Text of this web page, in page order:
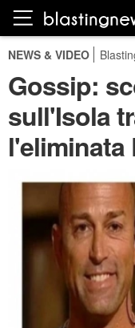
NEWS & VIDEO
Gossip:
sull'Isola
l'eliminata